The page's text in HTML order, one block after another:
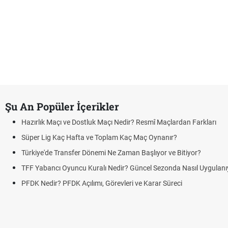
Şu An Popüler İçerikler
Hazırlık Maçı ve Dostluk Maçı Nedir? Resmî Maçlardan Farkları
Süper Lig Kaç Hafta ve Toplam Kaç Maç Oynanır?
Türkiye'de Transfer Dönemi Ne Zaman Başlıyor ve Bitiyor?
TFF Yabancı Oyuncu Kuralı Nedir? Güncel Sezonda Nasıl
PFDK Nedir? PFDK Açılımı, Görevleri ve Karar Süreci